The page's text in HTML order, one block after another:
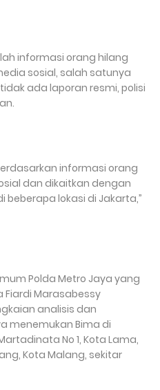
informasi orang hilang
sosial, salah satunya
ada laporan resmi, polisi
informasi orang
dan dikaitkan dengan
beberapa lokasi di Jakarta,”
Polda Metro Jaya yang
Fiardi Marasabessy
analisis dan
menemukan Bima di
No 1, Kota Lama,
Kota Malang, sekitar